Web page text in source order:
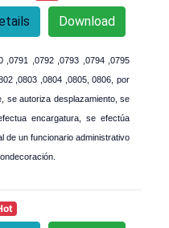
Download
,0791 ,0792 ,0793 ,0794 ,0795
,0803 ,0804 ,0805, 0806, por
se autoriza desplazamiento, se
encargatura, se efectúa
de un funcionario administrativo